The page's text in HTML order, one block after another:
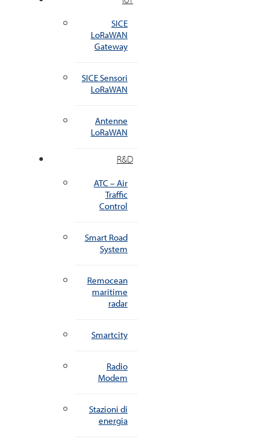
SICE
LoRaWAN
Gateway
SICE Sensori
LoRaWAN
Antenne
LoRaWAN
R&D
ATC – Air
Traffic
Control
Smart Road
System
Remocean
maritime
radar
Smartcity
Radio
Modem
Stazioni di
energia